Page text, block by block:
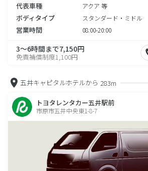
代表車種 アクア 等
ボディタイプ スタンダード・ミドル
営業時間 08:00-20:00
3～6時間まで7,150円
免責補償制度1,100円
五井キャピタルホテルから 283m
トヨタレンタカー五井駅前
市原市五井中央東1-8-7